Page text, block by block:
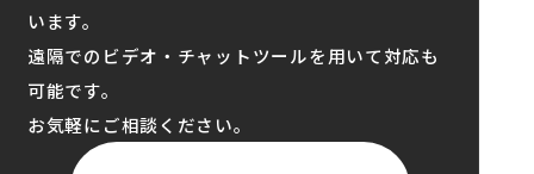
います。
遠隔でのビデオ・チャットツールを用いて対応も
可能です。
お気軽にご相談ください。